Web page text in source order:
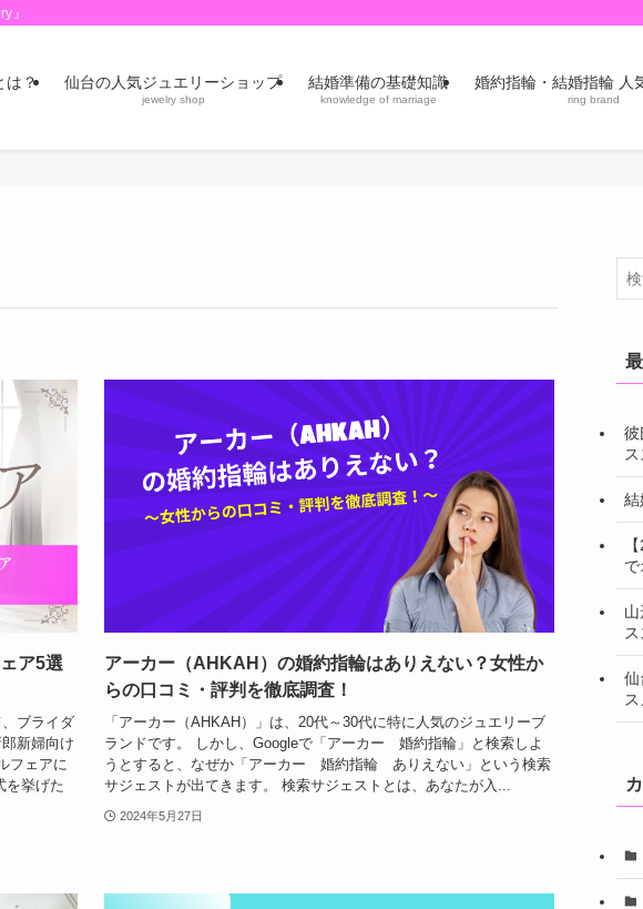
』
は？ 仙台の人気ジュエリーショップ
jewelry shop
結婚準備の基礎知識
knowledge of marriage
婚約指輪・結婚指輪 人
ring brand
ア5選
ブライダ
新婦向け
フェアに
を挙げた
アーカー（AHKAH）の婚約指輪はありえない？女性か
らの口コミ・評判を徹底調査！
「アーカー（AHKAH）」は、20代～30代に特に人気のジュエリーブ
ランドです。 しかし、Googleで「アーカー 婚約指輪」と検索しよ
うとすると、なぜか「アーカー 婚約指輪 ありえない」という検索
サジェストが出てきます。 検索サジェストとは、あなたが入...
2024年5月27日
彼
結
仙